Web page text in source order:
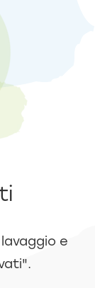
e